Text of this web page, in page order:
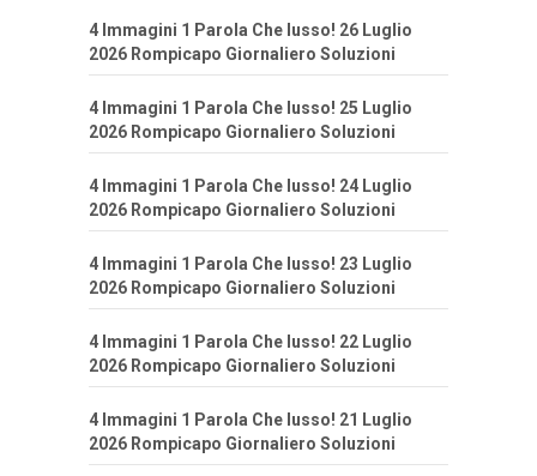
4 Immagini 1 Parola Che lusso! 26 Luglio
2026 Rompicapo Giornaliero Soluzioni
4 Immagini 1 Parola Che lusso! 25 Luglio
2026 Rompicapo Giornaliero Soluzioni
4 Immagini 1 Parola Che lusso! 24 Luglio
2026 Rompicapo Giornaliero Soluzioni
4 Immagini 1 Parola Che lusso! 23 Luglio
2026 Rompicapo Giornaliero Soluzioni
4 Immagini 1 Parola Che lusso! 22 Luglio
2026 Rompicapo Giornaliero Soluzioni
4 Immagini 1 Parola Che lusso! 21 Luglio
2026 Rompicapo Giornaliero Soluzioni